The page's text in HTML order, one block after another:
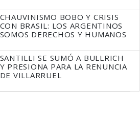
CHAUVINISMO BOBO Y CRISIS
CON BRASIL: LOS ARGENTINOS
SOMOS DERECHOS Y HUMANOS
SANTILLI SE SUMÓ A BULLRICH
Y PRESIONA PARA LA RENUNCIA
DE VILLARRUEL